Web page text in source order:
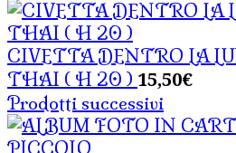
CIVETTA DENTRO LA
THAI ( H 20 ) 15,50€
Prodotti successivi